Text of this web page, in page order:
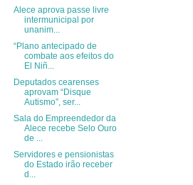
Alece aprova passe livre
intermunicipal por
unanim...
“Plano antecipado de
combate aos efeitos do
El Niñ...
Deputados cearenses
aprovam “Disque
Autismo”, ser...
Sala do Empreendedor da
Alece recebe Selo Ouro
de ...
Servidores e pensionistas
do Estado irão receber
d...